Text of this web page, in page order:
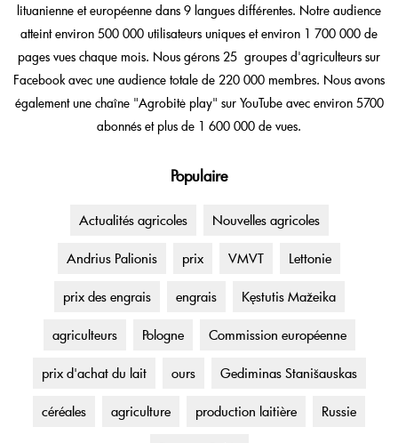
lituanienne et européenne dans 9 langues différentes. Notre audience
atteint environ 500 000 utilisateurs uniques et environ 1 700 000 de
pages vues chaque mois. Nous gérons 25 groupes d'agriculteurs sur
Facebook avec une audience totale de 220 000 membres. Nous avons
également une chaîne "Agrobitė play" sur YouTube avec environ 5700
abonnés et plus de 1 600 000 de vues.
Populaire
Actualités agricoles Nouvelles agricoles
Andrius Palionis prix VMVT Lettonie
prix des engrais engrais Kęstutis Mažeika
agriculteurs Pologne Commission européenne
prix d'achat du lait ours Gediminas Stanišauskas
céréales agriculture production laitière Russie